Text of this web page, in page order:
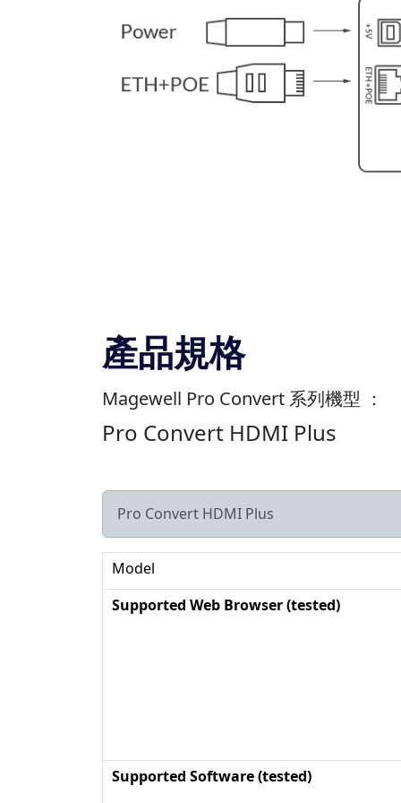
產品規格
Magewell Pro Convert 系列機型 ：
Pro Convert HDMI Plus
Pro Convert HDMI Plus
Model
Supported Web Browser (tested)
Supported Software (tested)